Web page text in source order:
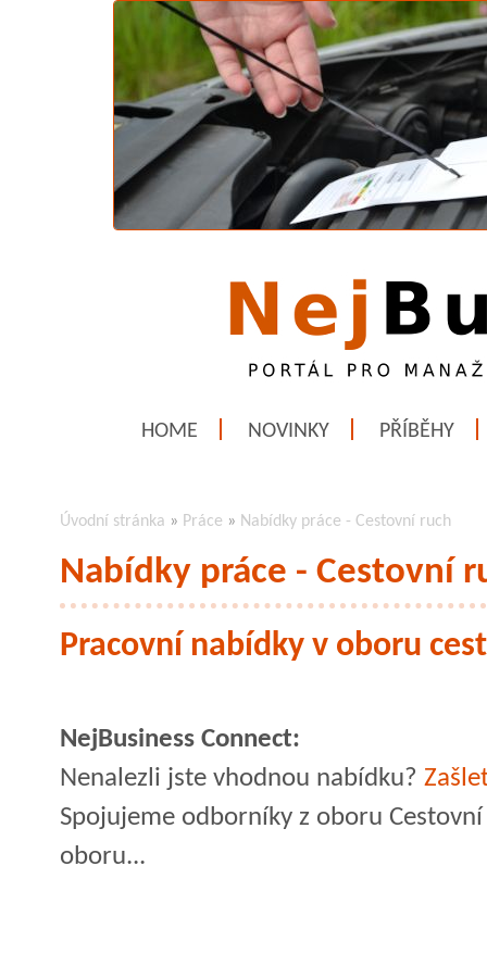
HOME NOVINKY PŘÍBĚHY
Úvodní stránka » Práce » Nabídky práce - Cestovní ruch
Nabídky práce - Cestovní
Pracovní nabídky v oboru
NejBusiness Connect:
Nenalezli jste vhodnou nabídku?
Spojujeme odborníky z oboru
oboru...